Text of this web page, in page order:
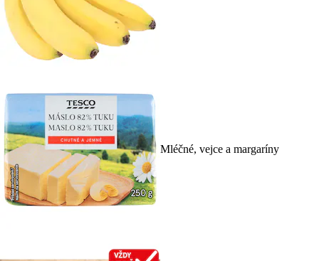
Mléčné, vejce a margaríny